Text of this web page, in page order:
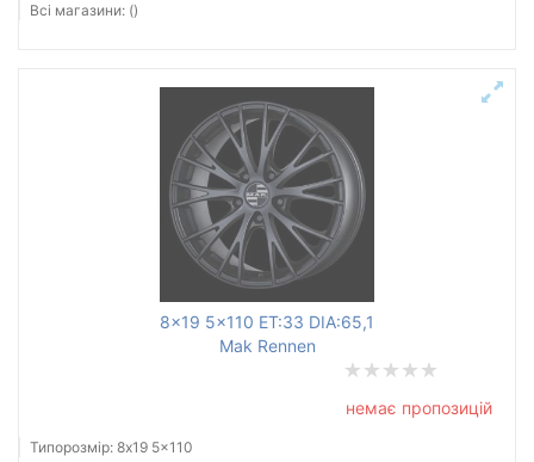
Всі магазини: ()
8x19 5x110 ET:33 DIA:65,1
Mak Rennen
немає пропозицій
Типорозмір: 8x19 5x110